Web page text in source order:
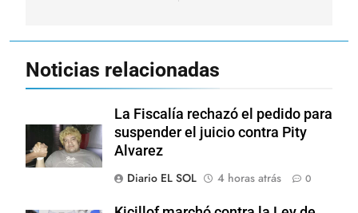
Noticias relacionadas
La Fiscalía rechazó el pedido para
suspender el juicio contra Pity
Alvarez
Diario EL SOL
4 horas atrás 0